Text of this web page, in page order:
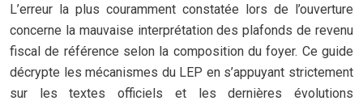
L’erreur la plus couramment constatée lors de l’ouverture
concerne la mauvaise interprétation des plafonds de revenu
fiscal de référence selon la composition du foyer. Ce guide
décrypte les mécanismes du LEP en s’appuyant strictement
sur les textes officiels et les dernières évolutions